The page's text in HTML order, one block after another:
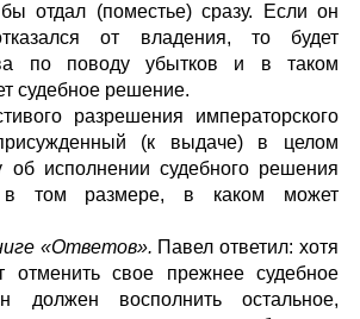
отдал (поместье) сразу. Если он
от владения, то будет
по поводу убытков и в таком
судебное решение.
разрешения императорского
(к выдаче) в целом
об исполнении судебного решения
в том размере, в каком может
«Ответов». Павел ответил: хотя
отменить свое прежнее судебное
восполнить остальное,